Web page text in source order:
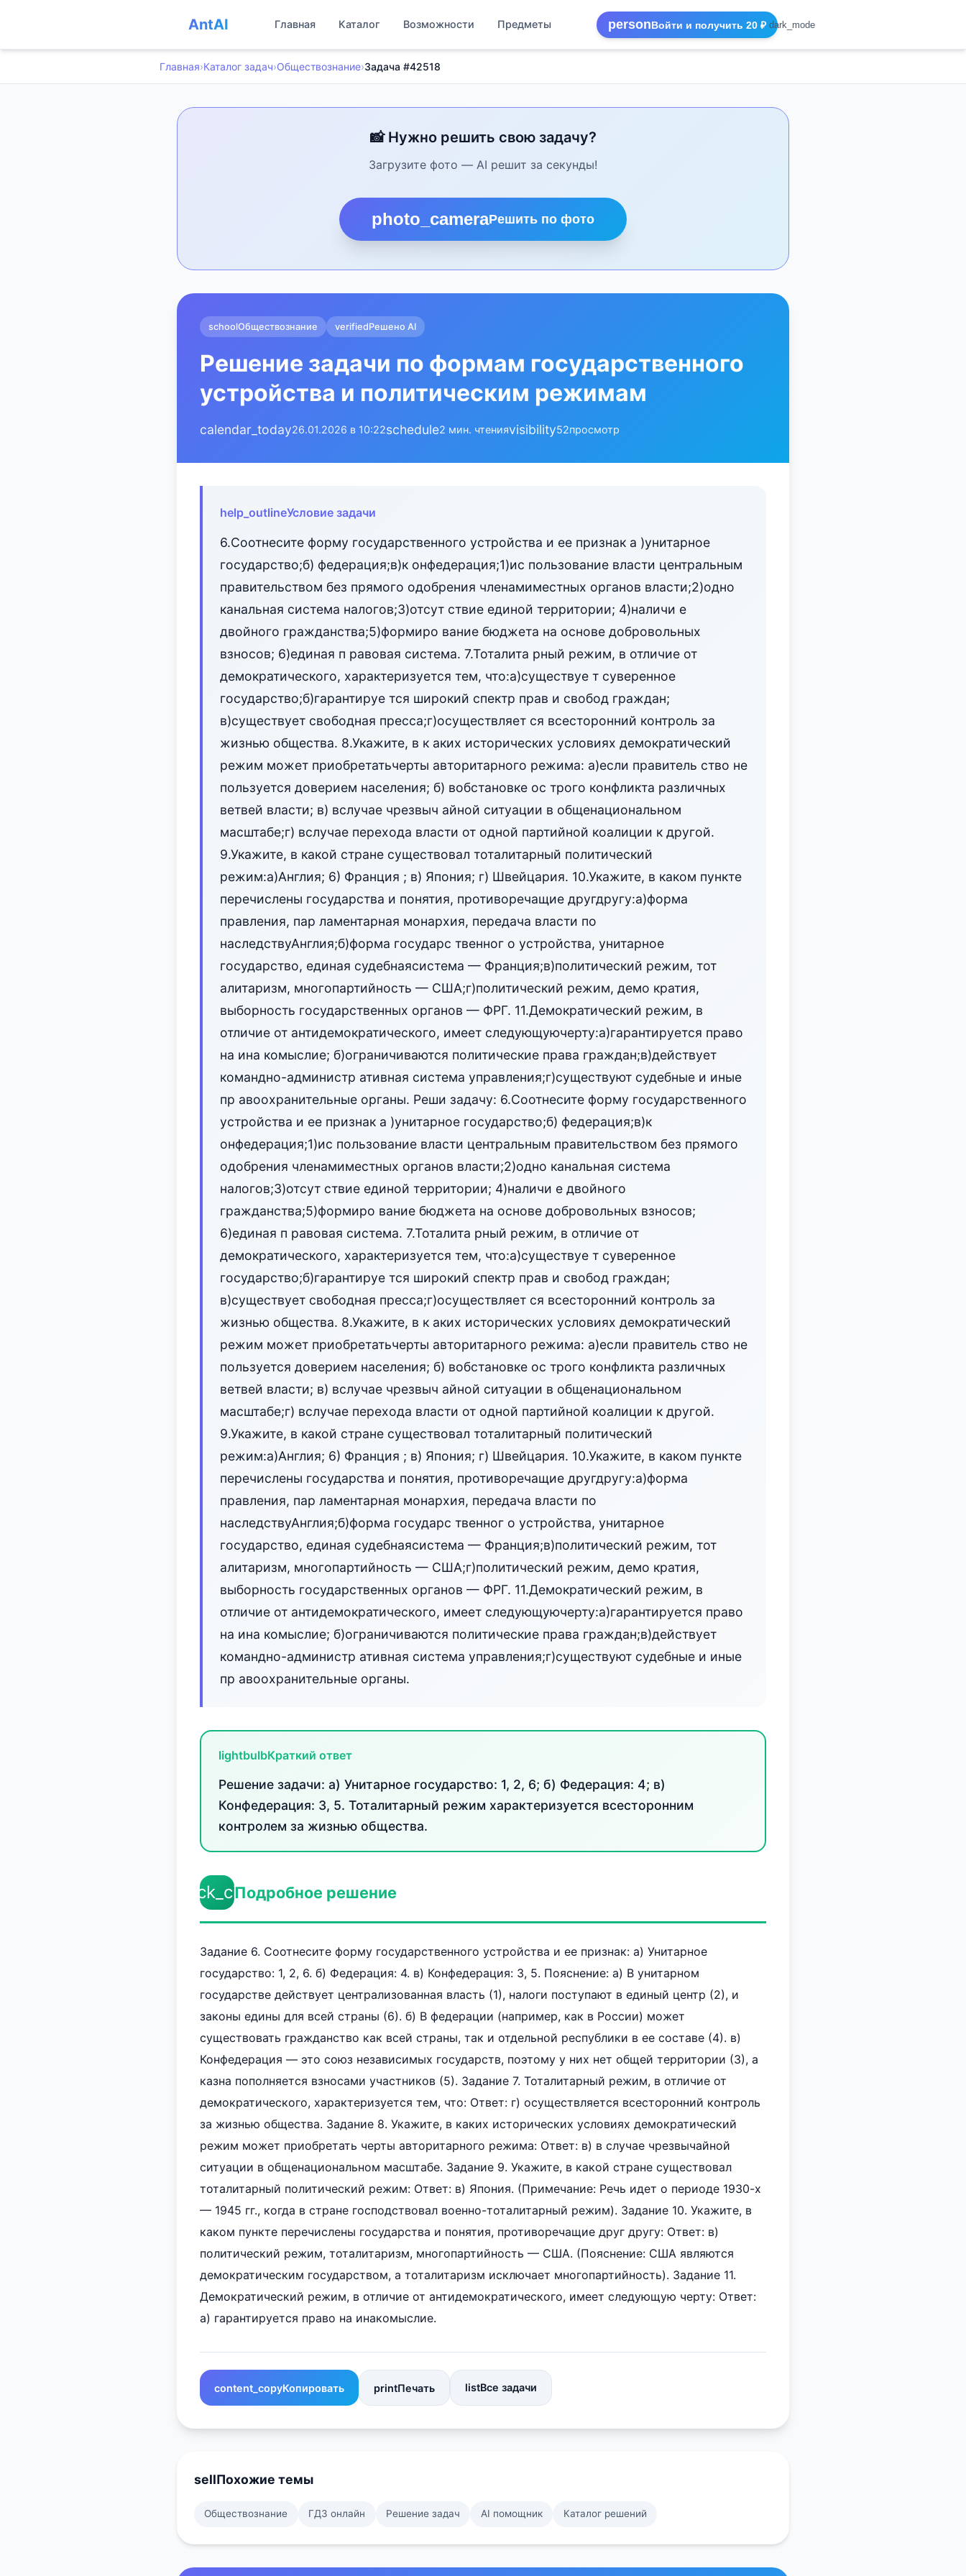
AntAI Главная Каталог Возможности Предметы personВойти и получить 20 ₽ dark_mode
Главная›Каталог задач›Обществознание›Задача #42518
📸 Нужно решить свою задачу?
Загрузите фото — AI решит за секунды!
photo_cameraРешить по фото
schoolОбществознание verifiedРешено AI
Решение задачи по формам государственного
устройства и политическим режимам
calendar_today26.01.2026 в 10:22schedule2 мин. чтенияvisibility52просмотр
help_outlineУсловие задачи
6.Соотнесите форму государственного устройства и ее признак а )унитарное
государство;б) федерация;в)к онфедерация;1)ис пользование власти центральным
правительством без прямого одобрения членамиместных органов власти;2)одно
канальная система налогов;3)отсут ствие единой территории; 4)наличи е
двойного гражданства;5)формиро вание бюджета на основе добровольных
взносов; 6)единая п равовая система. 7.Тоталита рный режим, в отличие от
демократического, характеризуется тем, что:а)существуе т суверенное
государство;б)гарантируе тся широкий спектр прав и свобод граждан;
в)существует свободная пресса;г)осуществляет ся всесторонний контроль за
жизнью общества. 8.Укажите, в к аких исторических условиях демократический
режим может приобретатьчерты авторитарного режима: а)если правитель ство не
пользуется доверием населения; б) вобстановке ос трого конфликта различных
ветвей власти; в) вслучае чрезвыч айной ситуации в общенациональном
масштабе;г) вслучае перехода власти от одной партийной коалиции к другой.
9.Укажите, в какой стране существовал тоталитарный политический
режим:а)Англия; 6) Франция ; в) Япония; г) Швейцария. 10.Укажите, в каком пункте
перечислены государства и понятия, противоречащие другдругу:а)форма
правления, пар ламентарная монархия, передача власти по
наследствуАнглия;б)форма государс твенног о устройства, унитарное
государство, единая судебнаясистема — Франция;в)политический режим, тот
алитаризм, многопартийность — США;г)политический режим, демо кратия,
выборность государственных органов — ФРГ. 11.Демократический режим, в
отличие от антидемократического, имеет следующуючерту:а)гарантируется право
на ина комыслие; б)ограничиваются политические права граждан;в)действует
командно-администр ативная система управления;г)существуют судебные и иные
пр авоохранительные органы. Реши задачу: 6.Соотнесите форму государственного
устройства и ее признак а )унитарное государство;б) федерация;в)к
онфедерация;1)ис пользование власти центральным правительством без прямого
одобрения членамиместных органов власти;2)одно канальная система
налогов;3)отсут ствие единой территории; 4)наличи е двойного
гражданства;5)формиро вание бюджета на основе добровольных взносов;
6)единая п равовая система. 7.Тоталита рный режим, в отличие от
демократического, характеризуется тем, что:а)существуе т суверенное
государство;б)гарантируе тся широкий спектр прав и свобод граждан;
в)существует свободная пресса;г)осуществляет ся всесторонний контроль за
жизнью общества. 8.Укажите, в к аких исторических условиях демократический
режим может приобретатьчерты авторитарного режима: а)если правитель ство не
пользуется доверием населения; б) вобстановке ос трого конфликта различных
ветвей власти; в) вслучае чрезвыч айной ситуации в общенациональном
масштабе;г) вслучае перехода власти от одной партийной коалиции к другой.
9.Укажите, в какой стране существовал тоталитарный политический
режим:а)Англия; 6) Франция ; в) Япония; г) Швейцария. 10.Укажите, в каком пункте
перечислены государства и понятия, противоречащие другдругу:а)форма
правления, пар ламентарная монархия, передача власти по
наследствуАнглия;б)форма государс твенног о устройства, унитарное
государство, единая судебнаясистема — Франция;в)политический режим, тот
алитаризм, многопартийность — США;г)политический режим, демо кратия,
выборность государственных органов — ФРГ. 11.Демократический режим, в
отличие от антидемократического, имеет следующуючерту:а)гарантируется право
на ина комыслие; б)ограничиваются политические права граждан;в)действует
командно-администр ативная система управления;г)существуют судебные и иные
пр авоохранительные органы.
lightbulbКраткий ответ
Решение задачи: а) Унитарное государство: 1, 2, 6; б) Федерация: 4; в)
Конфедерация: 3, 5. Тоталитарный режим характеризуется всесторонним
контролем за жизнью общества.
check_circleПодробное решение
Задание 6. Соотнесите форму государственного устройства и ее признак: а) Унитарное
государство: 1, 2, 6. б) Федерация: 4. в) Конфедерация: 3, 5. Пояснение: а) В унитарном
государстве действует централизованная власть (1), налоги поступают в единый центр (2), и
законы едины для всей страны (6). б) В федерации (например, как в России) может
существовать гражданство как всей страны, так и отдельной республики в ее составе (4). в)
Конфедерация — это союз независимых государств, поэтому у них нет общей территории (3), а
казна пополняется взносами участников (5). Задание 7. Тоталитарный режим, в отличие от
демократического, характеризуется тем, что: Ответ: г) осуществляется всесторонний контроль
за жизнью общества. Задание 8. Укажите, в каких исторических условиях демократический
режим может приобретать черты авторитарного режима: Ответ: в) в случае чрезвычайной
ситуации в общенациональном масштабе. Задание 9. Укажите, в какой стране существовал
тоталитарный политический режим: Ответ: в) Япония. (Примечание: Речь идет о периоде 1930-х
— 1945 гг., когда в стране господствовал военно-тоталитарный режим). Задание 10. Укажите, в
каком пункте перечислены государства и понятия, противоречащие друг другу: Ответ: в)
политический режим, тоталитаризм, многопартийность — США. (Пояснение: США являются
демократическим государством, а тоталитаризм исключает многопартийность). Задание 11.
Демократический режим, в отличие от антидемократического, имеет следующую черту: Ответ:
а) гарантируется право на инакомыслие.
content_copyКопировать printПечать listВсе задачи
sellПохожие темы
Обществознание ГДЗ онлайн Решение задач AI помощник Каталог решений